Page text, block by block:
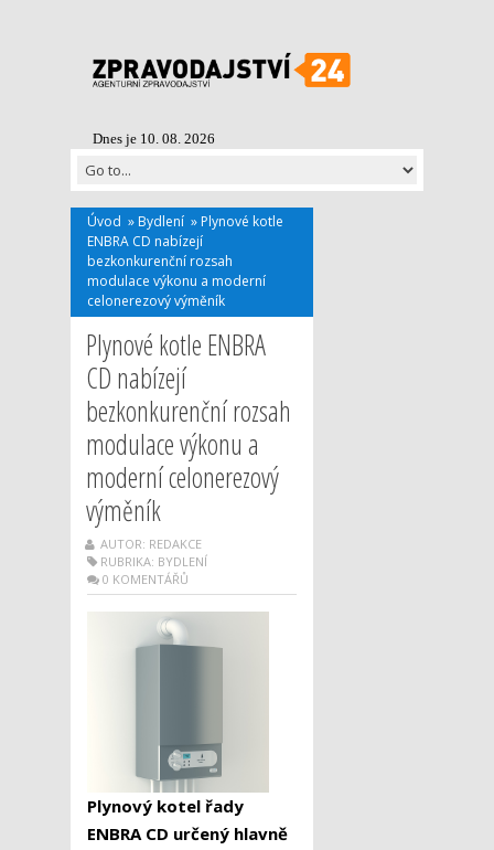
Dnes je 10. 08. 2026
Úvod » Bydlení » Plynové kotle
ENBRA CD nabízejí
bezkonkurenční rozsah
modulace výkonu a moderní
celonerezový výměník
Plynové kotle ENBRA
CD nabízejí
bezkonkurenční rozsah
modulace výkonu a
moderní celonerezový
výměník
AUTOR: REDAKCE
RUBRIKA: BYDLENÍ
0 KOMENTÁŘŮ
Plynový kotel řady
ENBRA CD určený hlavně